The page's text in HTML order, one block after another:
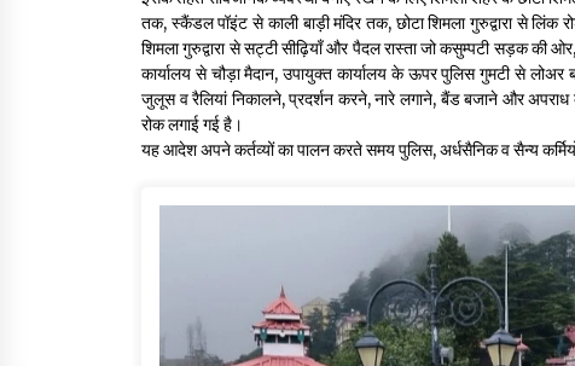
तक, स्कैंडल पॉइंट से काली बाड़ी मंदिर तक, छोटा शिमला गुरुद्वारा से
शिमला गुरुद्वारा से सट्टी सीढ़ियाँ और पैदल रास्ता जो कसुम्पटी सड़क की
कार्यालय से चौड़ा मैदान, उपायुक्त कार्यालय के ऊपर पुलिस गुमटी से
जुलूस व रैलियां निकालने, प्रदर्शन करने, नारे लगाने, बैंड बजाने और
रोक लगाई गई है।
यह आदेश अपने कर्तव्यों का पालन करते समय पुलिस, अर्धसैनिक व सैन्य कर्मियों